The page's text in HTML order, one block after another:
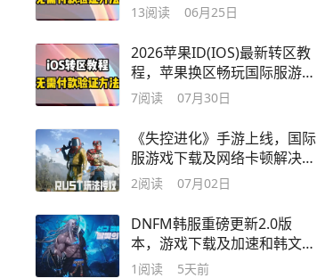
13阅读 06月25日
2026苹果ID(IOS)最新转区教
程，苹果换区畅玩国际服游戏
方法
7阅读 07月30日
《失控进化》手游上线，国际
服游戏下载及网络卡顿解决办
法
2阅读 07月02日
DNFM韩服重磅更新2.0版
本，游戏下载及加速和韩文汉
化方法
1 阅读 5天前